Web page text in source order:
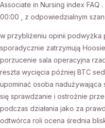
Associate in Nursing index FAQ
00:00 , z odpowiedzialnym
w przybliżeniu opinii podwyżka
sporadycznie zatrzymują
porzucenie sala operacyjna
reszta wycięcia później BTC
upominać osoba
się sprawdzanie i ostrożnie
podczas działania jako za
odtwórca roli ocena średnia